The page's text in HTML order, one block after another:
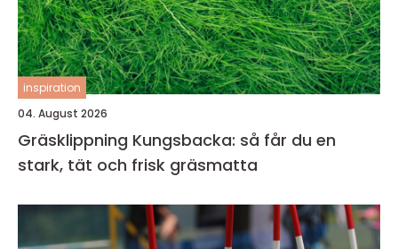
inspiration
04. August 2026
Gräsklippning Kungsbacka: så får du en
stark, tät och frisk gräsmatta